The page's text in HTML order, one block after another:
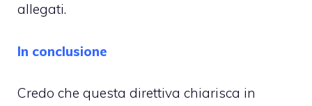
allegati.
In conclusione
Credo che questa direttiva chiarisca in